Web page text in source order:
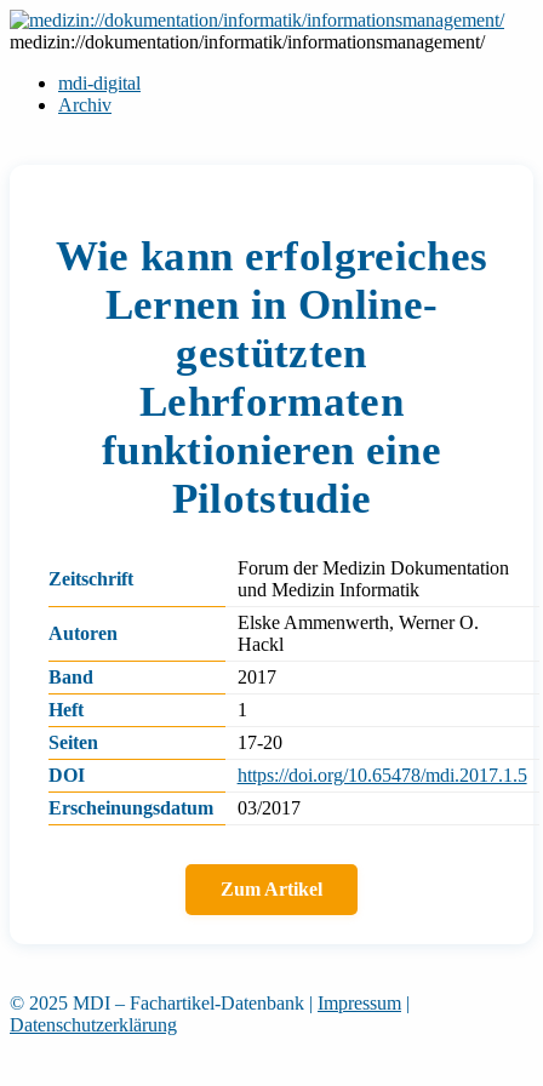
Zum
Inhalt
medizin://dokumentation/informatik/informationsmanagement/
mdi-digital
Archiv
Wie kann erfolgreiches
Lernen in Online-
gestützten
Lehrformaten
funktionieren eine
Pilotstudie
Zeitschrift
Forum der Medizin Dokumentation
und Medizin Informatik
Autoren
Elske Ammenwerth, Werner O.
Hackl
Band
2017
Heft
1
Seiten
17-20
DOI
https://doi.org/10.65478/mdi.2017.1.5
Erscheinungsdatum
03/2017
Zum Artikel
© 2025 MDI – Fachartikel-Datenbank | Impressum |
Datenschutzerklärung